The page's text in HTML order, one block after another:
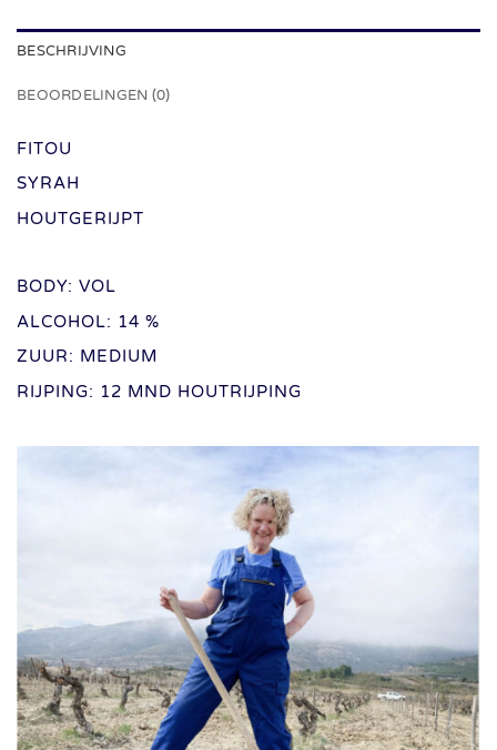
BESCHRIJVING
BEOORDELINGEN (0)
FITOU
SYRAH
HOUTGERIJPT
BODY: VOL
ALCOHOL: 14 %
ZUUR: MEDIUM
RIJPING: 12 MND HOUTRIJPING